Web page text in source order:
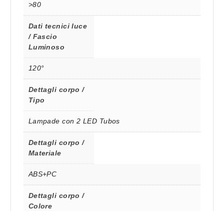
>80
Dati tecnici luce
/ Fascio
Luminoso
120°
Dettagli corpo /
Tipo
Lampade con 2 LED Tubos
Dettagli corpo /
Materiale
ABS+PC
Dettagli corpo /
Colore